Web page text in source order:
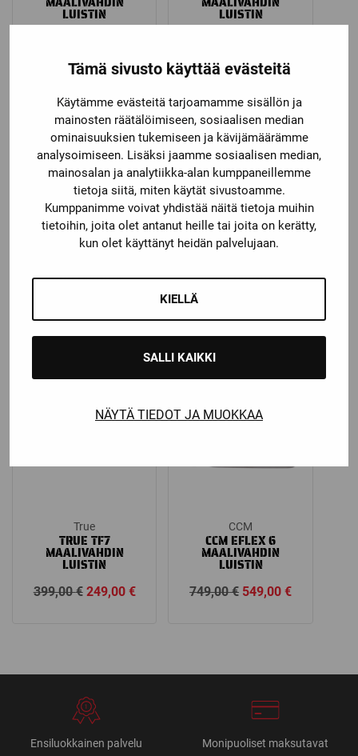
Tämä sivusto käyttää evästeitä
Käytämme evästeitä tarjoamamme sisällön ja
mainosten räätälöimiseen, sosiaalisen median
ominaisuuksien tukemiseen ja kävijämäärämme
analysoimiseen. Lisäksi jaamme sosiaalisen median,
mainosalan ja analytiikka-alan kumppaneillemme
tietoja siitä, miten käytät sivustoamme.
Kumppanimme voivat yhdistää näitä tietoja muihin
tietoihin, joita olet antanut heille tai joita on kerätty,
kun olet käyttänyt heidän palvelujaan.
KIELLÄ
SALLI KAIKKI
NÄYTÄ TIEDOT JA MUOKKAA
LUISTIN
range:
169,00 €
through
279,00 €
LUISTIN
849,00 €
Bauer
MAALIVAHDIN
279,00€
hinta
229,00€
hinta
on:
Ale!
True
MAALIVAHDIN
599,00€
hinta
449,00€ Nykyinen
hinta
True
TRUE TF7
MAALIVAHDIN
LUISTIN
399,00€ Alkuperäinen
249,00 €Nykyinen
CCM
CCM EFLEX 6
MAALIVAHDIN
LUISTIN
749,00€ Alkuperäinen
549,00€Nykyinen
Ensiluokkainen palvelu Monipuoliset maksutavat